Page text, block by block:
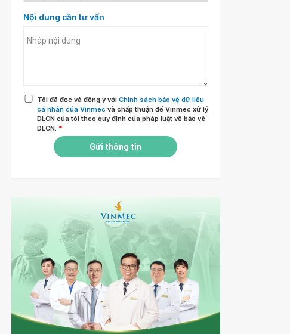
Nội dung cần tư vấn
Tôi đã đọc và đồng ý với Chính sách bảo vệ dữ liệu
cá nhân của Vinmec và chấp thuận để Vinmec xử lý
DLCN của tôi theo quy định của pháp luật về bảo vệ
DLCN. *
Gửi thông tin